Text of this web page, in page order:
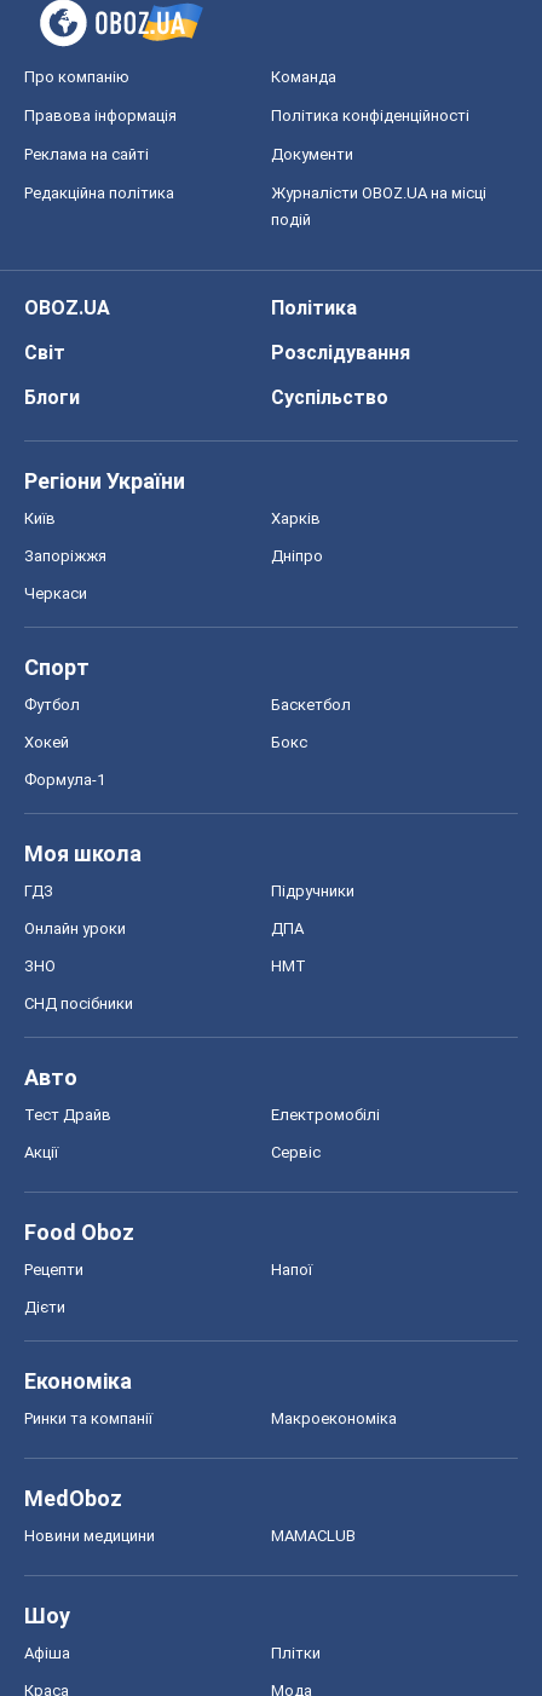
Про компанію Команда
Правова інформація Політика конфіденційності
Реклама на сайті Документи
Редакційна політика
Журналісти OBOZ.UA на місці
подій
OBOZ.UA
Політика
Світ
Розслідування
Блоги
Суспільство
Регіони України
Київ Харків
Запоріжжя Дніпро
Черкаси
Спорт
Футбол Баскетбол
Хокей Бокс
Формула-1
Моя школа
ГДЗ Підручники
Онлайн уроки ДПА
ЗНО НМТ
СНД посібники
Авто
Тест Драйв Електромобілі
Акції Сервіс
Food Oboz
Рецепти Напої
Дієти
Економіка
Ринки та компанії Макроекономіка
MedOboz
Новини медицини MAMACLUB
Шоу
Афіша Плітки
Краса Мода